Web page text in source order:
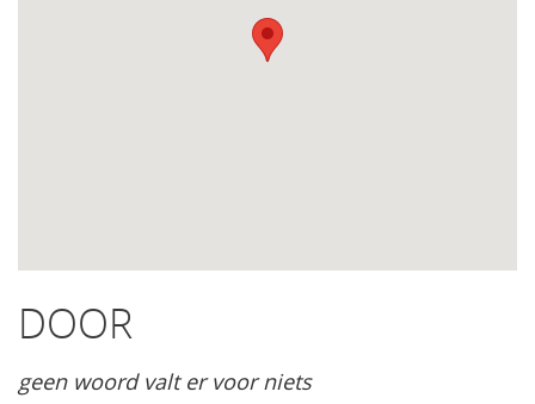
DOOR
geen woord valt er voor niets